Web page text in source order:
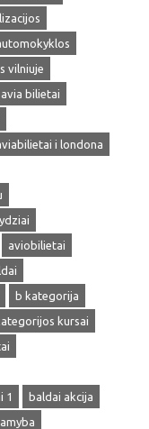
vilniuje
avia bilietai
i londona
aviobilietai
b kategorija
kursai
1
baldai akcija